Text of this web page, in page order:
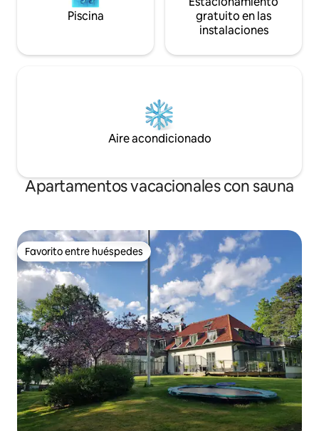
Piscina
gratuito en las
instalaciones
Aire acondicionado
Apartamentos vacacionales con sauna
Favorito entre huéspedes
Favorito entre huéspedes